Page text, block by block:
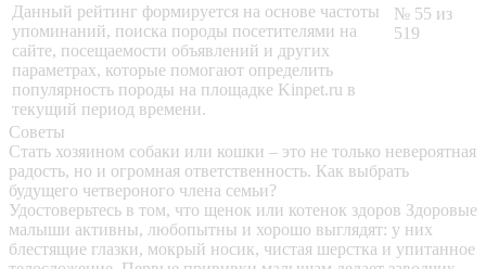
Данный рейтинг формируется на основе частоты
упоминаний, поиска породы посетителями на
сайте, посещаемости объявлений и других
параметрах, которые помогают определить
популярность породы на площадке Kinpet.ru в
текущий период времени.
№ 55 из
519
Советы
Стать хозяином собаки или кошки – это не только невероятная
радость, но и огромная ответственность. Как выбрать
будущего четвероного члена семьи?
Удостоверьтесь в том, что щенок или котенок здоров Здоровые
малыши активны, любопытны и хорошо выглядят: у них
блестящие глазки, мокрый носик, чистая шерстка и упитанное